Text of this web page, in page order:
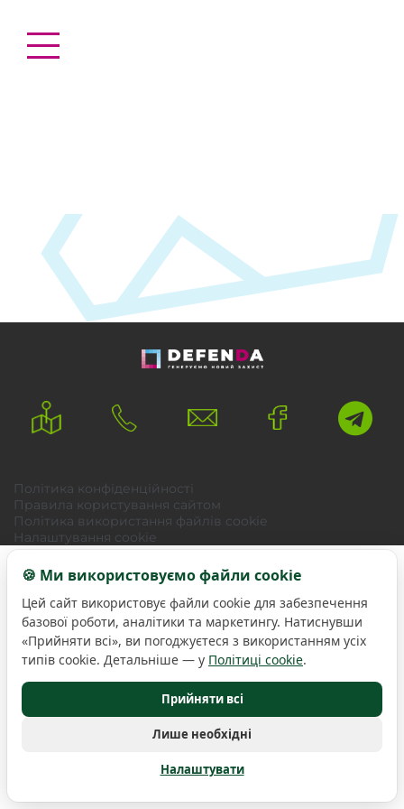
Політика конфіденційності
Правила користування сайтом
Політика використання файлів cookie
Налаштування cookie
🍪 Ми використовуємо файли cookie
Цей сайт використовує файли cookie для забезпечення
базової роботи, аналітики та маркетингу. Натиснувши
«Прийняти всі», ви погоджуєтеся з використанням усіх
типів cookie. Детальніше — у Політиці cookie.
Прийняти всі
Лише необхідні
Налаштувати